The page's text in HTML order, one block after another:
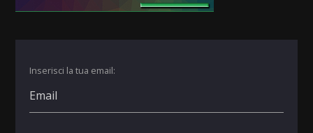
Inserisci la tua email: